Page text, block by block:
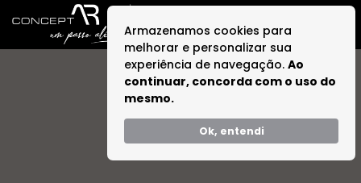
Armazenamos cookies para
melhorar e personalizar sua
experiência de navegação. Ao
continuar, concorda com o uso do
mesmo.
Ok, entendi